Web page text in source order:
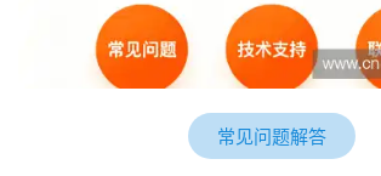
常见问题解答